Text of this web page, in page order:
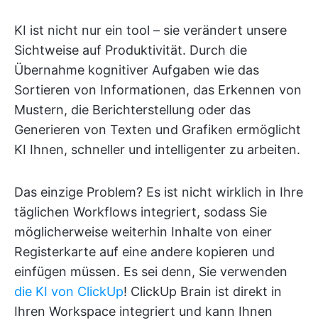
KI ist nicht nur ein tool – sie verändert unsere
Sichtweise auf Produktivität. Durch die
Übernahme kognitiver Aufgaben wie das
Sortieren von Informationen, das Erkennen von
Mustern, die Berichterstellung oder das
Generieren von Texten und Grafiken ermöglicht
KI Ihnen, schneller und intelligenter zu arbeiten.
Das einzige Problem? Es ist nicht wirklich in Ihre
täglichen Workflows integriert, sodass Sie
möglicherweise weiterhin Inhalte von einer
Registerkarte auf eine andere kopieren und
einfügen müssen. Es sei denn, Sie verwenden
die KI von ClickUp! ClickUp Brain ist direkt in
Ihren Workspace integriert und kann Ihnen